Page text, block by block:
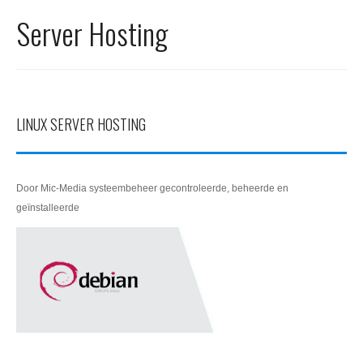
Domeinnaam registreren
Server Hosting
LINUX SERVER HOSTING
Door Mic-Media systeembeheer gecontroleerde, beheerde en
geïnstalleerde